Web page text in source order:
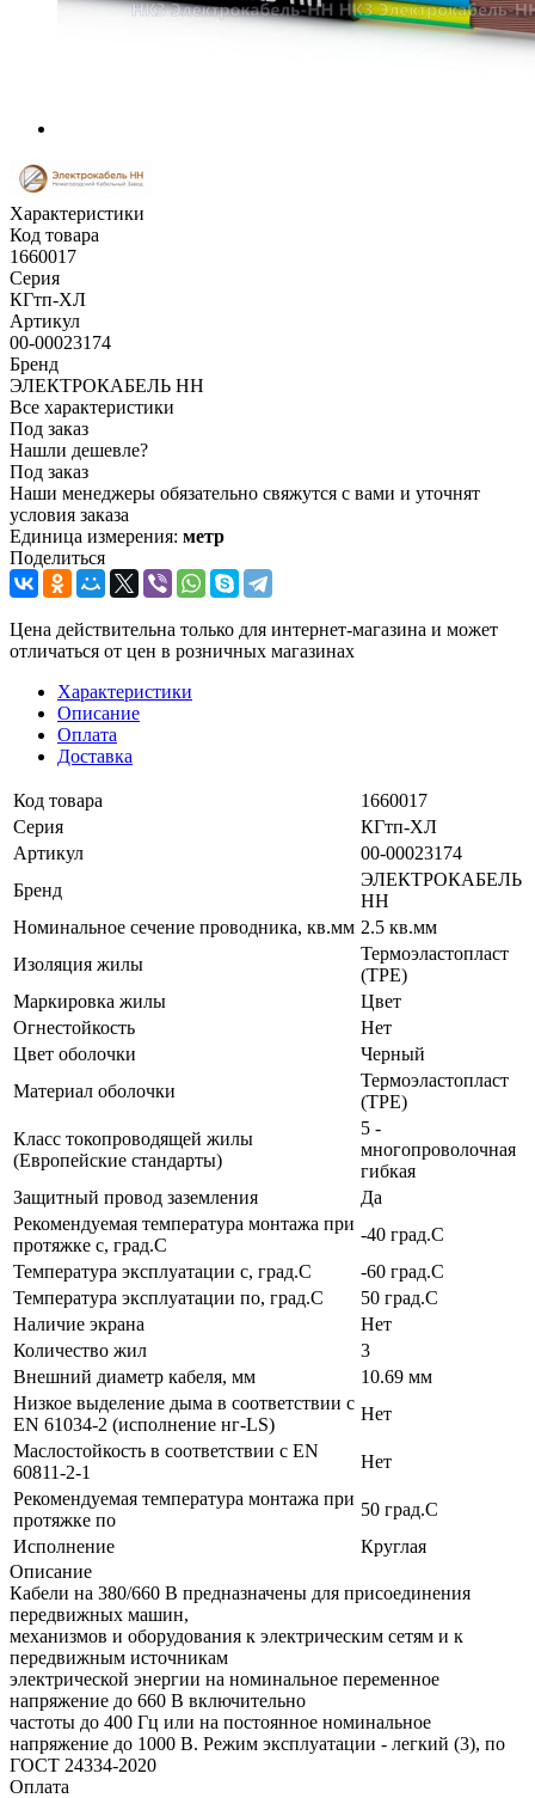
Характеристики
Код товара
1660017
Серия
КГтп-ХЛ
Артикул
00-00023174
Бренд
ЭЛЕКТРОКАБЕЛЬ НН
Все характеристики
Под заказ
Нашли дешевле?
Под заказ
Наши менеджеры обязательно свяжутся с вами и уточнят
условия заказа
Единица измерения: метр
Поделиться
Цена действительна только для интернет-магазина и может
отличаться от цен в розничных магазинах
Характеристики
Описание
Оплата
Доставка
Код товара
1660017
Серия
КГтп-ХЛ
Артикул
00-00023174
Бренд
ЭЛЕКТРОКАБЕЛЬ
НН
Номинальное сечение проводника, кв.мм 2.5 кв.мм
Изоляция жилы
Термоэластопласт
(TPE)
Маркировка жилы
Цвет
Огнестойкость
Нет
Цвет оболочки
Черный
Материал оболочки
Термоэластопласт
(TPE)
Класс токопроводящей жилы
(Европейские стандарты)
5 -
многопроволочная
гибкая
Защитный провод заземления
Да
Рекомендуемая температура монтажа при
протяжке с, град.C
-40 град.C
Температура эксплуатации с, град.C
-60 град.C
Температура эксплуатации по, град.C
50 град.C
Наличие экрана
Нет
Количество жил
3
Внешний диаметр кабеля, мм
10.69 мм
Низкое выделение дыма в соответствии с
EN 61034-2 (исполнение нг-LS)
Нет
Маслостойкость в соответствии с EN
60811-2-1
Нет
Рекомендуемая температура монтажа при
протяжке по
50 град.C
Исполнение
Круглая
Описание
Кабели на 380/660 В предназначены для присоединения
передвижных машин,
механизмов и оборудования к электрическим сетям и к
передвижным источникам
электрической энергии на номинальное переменное
напряжение до 660 В включительно
частоты до 400 Гц или на постоянное номинальное
напряжение до 1000 В. Режим эксплуатации - легкий (3), по
ГОСТ 24334-2020
Оплата